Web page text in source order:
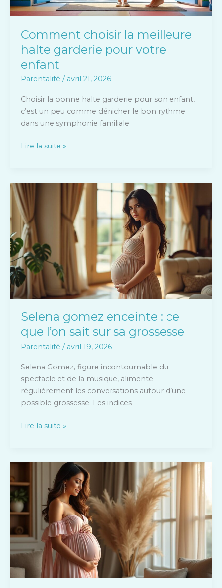
Comment choisir la meilleure
halte garderie pour votre
enfant
Parentalité / avril 21, 2026
Choisir la bonne halte garderie pour son enfant,
c’est un peu comme dénicher le bon rythme
dans une symphonie familiale
Lire la suite »
Selena gomez enceinte : ce
que l’on sait sur sa grossesse
Parentalité / avril 19, 2026
Selena Gomez, figure incontournable du
spectacle et de la musique, alimente
régulièrement les conversations autour d’une
possible grossesse. Les indices
Selena
gomez
enceinte
ce
que
l’on
sait
sur
sa
Lire la suite »
Silva
enceinte
:
ce
que
l’on
sait
sa